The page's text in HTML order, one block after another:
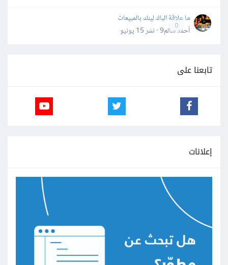
0
ما علاقة الباك لينك بالمبيعات
أحمد سالم9 · نشر
15 يونيو
تابعنا على
إعلانات